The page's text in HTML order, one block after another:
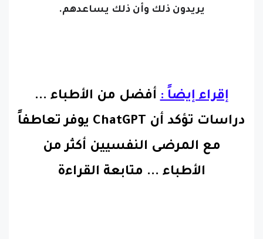
يريدون ذلك وأن ذلك يساعدهم.
إقراء إيضاً : أفضل من الأطباء ...
دراسات تؤكد أن ChatGPT يوفر تعاطفاً
مع المرضى النفسيين أكثر من
الأطباء ... متابعة القراءة